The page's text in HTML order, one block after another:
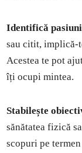
Identifică
sau citit, implică-
Acestea te pot
îți ocupi mintea.
Stabilește
sănătatea fizică
scopuri pe